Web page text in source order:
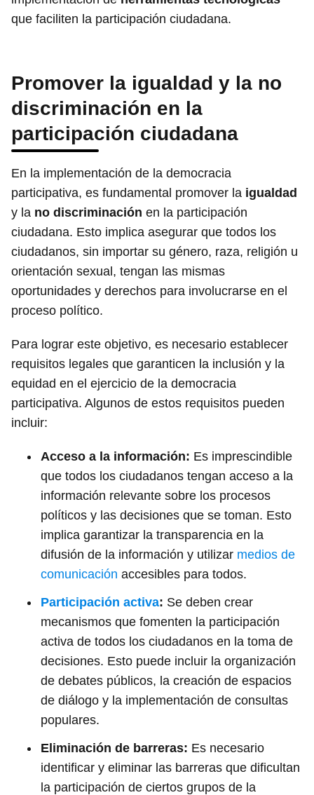
que faciliten la participación ciudadana.
Promover la igualdad y la no
discriminación en la
participación ciudadana
En la implementación de la democracia
participativa, es fundamental promover la igualdad
y la no discriminación en la participación
ciudadana. Esto implica asegurar que todos los
ciudadanos, sin importar su género, raza, religión u
orientación sexual, tengan las mismas
oportunidades y derechos para involucrarse en el
proceso político.
Para lograr este objetivo, es necesario establecer
requisitos legales que garanticen la inclusión y la
equidad en el ejercicio de la democracia
participativa. Algunos de estos requisitos pueden
incluir:
Acceso a la información: Es imprescindible
que todos los ciudadanos tengan acceso a la
información relevante sobre los procesos
políticos y las decisiones que se toman. Esto
implica garantizar la transparencia en la
difusión de la información y utilizar medios de
comunicación accesibles para todos.
Participación activa: Se deben crear
mecanismos que fomenten la participación
activa de todos los ciudadanos en la toma de
decisiones. Esto puede incluir la organización
de debates públicos, la creación de espacios
de diálogo y la implementación de consultas
populares.
Eliminación de barreras: Es necesario
identificar y eliminar las barreras que dificultan
la participación de ciertos grupos de la